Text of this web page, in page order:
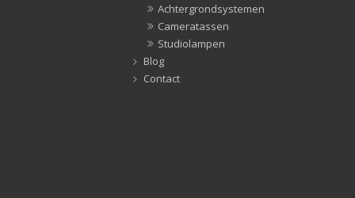
Achtergrondsystemen
Cameratassen
Studiolampen
Blog
Contact